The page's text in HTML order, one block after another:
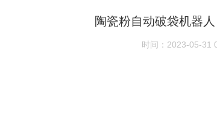
陶瓷粉自动破袋机器
时间：2023-05-31